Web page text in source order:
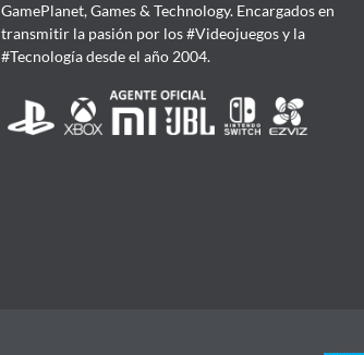
GamePlanet, Games & Technology. Encargados en
transmitir la pasión por los #Videojuegos y la
#Tecnología desde el año 2004.